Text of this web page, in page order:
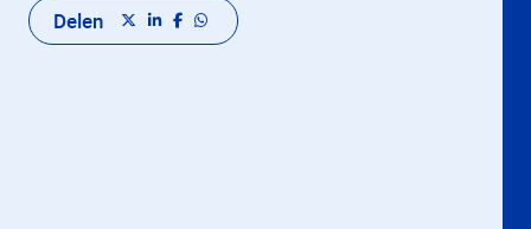
Delen